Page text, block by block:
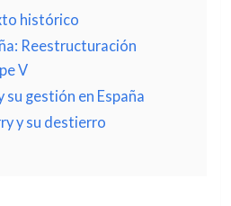
histórico
Reestructuración
V
su gestión en España
y su destierro